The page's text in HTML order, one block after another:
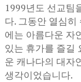
1999년도 선교팀
다. 그동안 열심
에는 아름다운 자
있는 휴가를 즐길
운 캐나다의 대자
생각이었습니다.